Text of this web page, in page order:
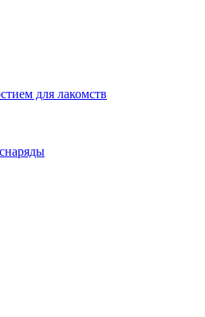
для лакомств